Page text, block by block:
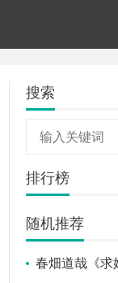
搜索
排行榜
随机推荐
春畑道哉《求